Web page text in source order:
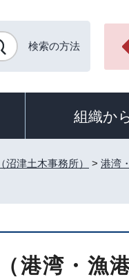
検索の方法
組織か
沼津土木事務所） > 港湾
港湾・漁